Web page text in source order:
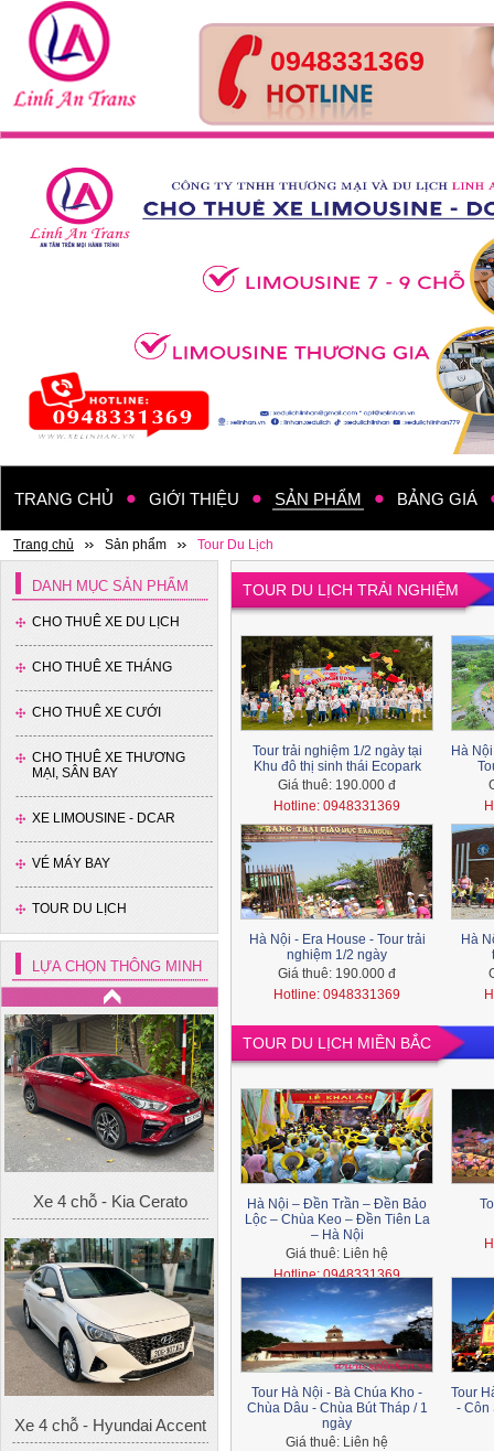
0948331369
TRANG CHỦ GIỚI THIỆU SẢN PHẨM BẢNG GIÁ
Trang chủ Sản phẩm Tour Du Lịch
DANH MỤC SẢN PHẨM
CHO THUÊ XE DU LỊCH
CHO THUÊ XE THÁNG
CHO THUÊ XE CƯỚI
CHO THUÊ XE THƯƠNG
MẠI, SÂN BAY
XE LIMOUSINE - DCAR
VÉ MÁY BAY
TOUR DU LỊCH
LỰA CHỌN THÔNG MINH
Xe 4 chỗ - Kia Cerato
Xe 4 chỗ - Hyundai Accent
TOUR DU LỊCH TRẢI NGHIỆM
Tour trải nghiệm 1/2 ngày tại
Khu đô thị sinh thái Ecopark
Giá thuê: 190.000 đ
Hotline: 0948331369
Hà
Hà Nội - Era House - Tour trải
nghiệm 1/2 ngày
Giá thuê: 190.000 đ
Hotline: 0948331369
Hà
TOUR DU LỊCH MIỀN BẮC
Hà Nội – Đền Trần – Đền Bảo
Lộc – Chùa Keo – Đền Tiên La
– Hà Nội
Giá thuê: Liên hệ
Hotline: 0948331369
Tour Hà Nội - Bà Chúa Kho -
Chùa Dâu - Chùa Bút Tháp / 1
ngày
Giá thuê: Liên hệ
Tour
- Côn